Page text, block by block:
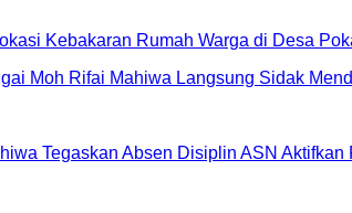
Kebakaran Rumah Warga di Desa
Tegaskan Absen Disiplin ASN